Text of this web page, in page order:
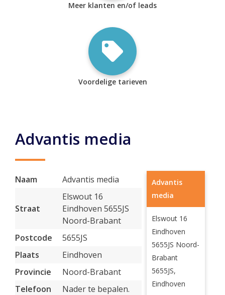
Meer klanten en/of leads
Voordelige tarieven
Advantis media
Naam Advantis media
Straat
Elswout 16
Eindhoven 5655JS
Noord-Brabant
Postcode
5655JS
Plaats
Eindhoven
Provincie
Noord-Brabant
Telefoon
Nader te bepalen.
Advantis
media
Elswout 16
Eindhoven
5655JS Noord-
Brabant
5655JS,
Eindhoven